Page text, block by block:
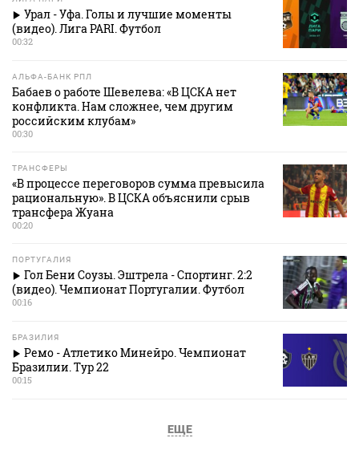
Урал - Уфа. Голы и лучшие моменты
(видео). Лига PARI. Футбол
00:32
АЛЬФА-БАНК РПЛ
Бабаев о работе Шевелева: «В ЦСКА нет
конфликта. Нам сложнее, чем другим
российским клубам»
00:30
ТРАНСФЕРЫ
«В процессе переговоров сумма превысила
рациональную». В ЦСКА объяснили срыв
трансфера Жуана
00:20
ПОРТУГАЛИЯ
Гол Бени Соузы. Эштрела - Спортинг. 2:2
(видео). Чемпионат Португалии. Футбол
00:16
БРАЗИЛИЯ
Ремо - Атлетико Минейро. Чемпионат
Бразилии. Тур 22
00:15
ЕЩЕ